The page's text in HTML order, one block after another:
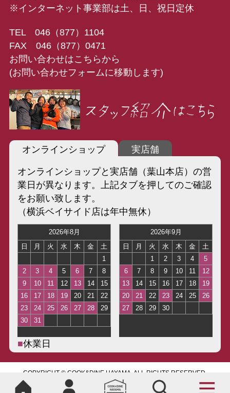
※インターネット事業部は土、日、祝日定休
TEL 046（877）1104
FAX 046（877）0471
お問い合わせはこちらから
(お問い合わせフォームに移動します)
オンラインショップ 実店舗
オンラインショップと実店舗（葉山本店）の営
業日が異なります。上記タブを押してのご確認
をお願い致します。
（横浜ベイサイド店は年中無休）
■休業日
COPYRIGHT © COOK&DINE HAYAMA, ALL RIGHTS RESERVED.